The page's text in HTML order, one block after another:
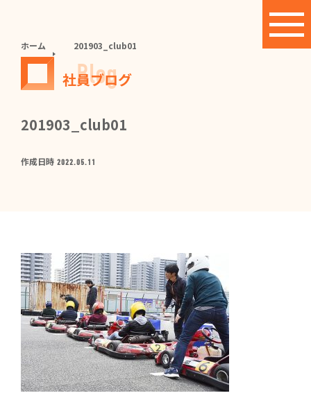
ホーム 201903_club01
Blog
社員ブログ
201903_club01
作成日時 2022.05.11